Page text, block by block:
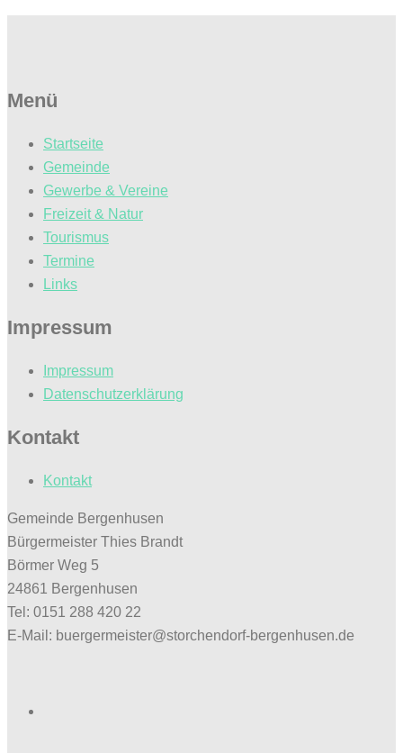
Menü
Startseite
Gemeinde
Gewerbe & Vereine
Freizeit & Natur
Tourismus
Termine
Links
Impressum
Impressum
Datenschutzerklärung
Kontakt
Kontakt
Gemeinde Bergenhusen
Bürgermeister Thies Brandt
Börmer Weg 5
24861 Bergenhusen
Tel: 0151 288 420 22
E-Mail: buergermeister@storchendorf-bergenhusen.de